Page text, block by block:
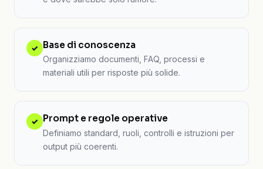
✓ Base di conoscenza
Organizziamo documenti, FAQ, processi e
materiali utili per risposte più solide.
✓ Prompt e regole operative
Definiamo standard, ruoli, controlli e istruzioni per
output più coerenti.